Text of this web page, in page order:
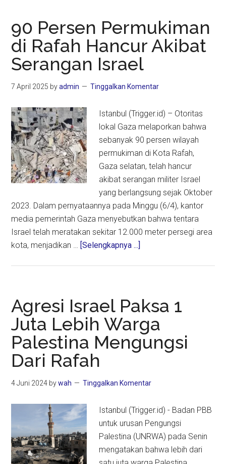
90 Persen Permukiman
di Rafah Hancur Akibat
Serangan Israel
7 April 2025 byadmin Tinggalkan Komentar
Istanbul (Trigger.id) – Otoritas
lokal Gaza melaporkan bahwa
sebanyak 90 persen wilayah
permukiman di Kota Rafah,
Gaza selatan, telah hancur
akibat serangan militer Israel
yang berlangsung sejak Oktober
2023. Dalam pernyataannya pada Minggu (6/4), kantor
media pemerintah Gaza menyebutkan bahwa tentara
Israel telah meratakan sekitar 12.000 meter persegi area
kota, menjadikan … [Selengkapnya ...]
di
Rafah
Hancur
Akibat
Serangan
Agresi Israel Paksa 1
Juta Lebih Warga
Palestina Mengungsi
Dari Rafah
4 Juni 2024 bywah Tinggalkan Komentar
Istanbul (Trigger.id) - Badan PBB
untuk urusan Pengungsi
Palestina (UNRWA) pada Senin
mengatakan bahwa lebih dari